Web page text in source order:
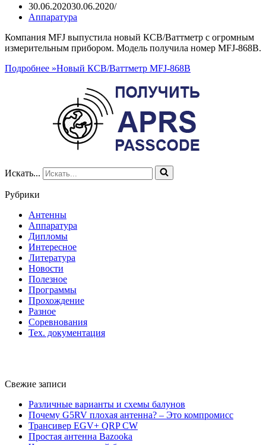
30.06.202030.06.2020
Аппаратура
Компания MFJ выпустила новый КСВ/Ваттметр с огромным
измерительным прибором. Модель получила номер MFJ-868B.
Подробнее »Новый КСВ/Ваттметр MFJ-868B
Искать...
Рубрики
Антенны
Аппаратура
Дипломы
Интересное
Литература
Новости
Полезное
Программы
Прохождение
Разное
Соревнования
Тех. документация
Свежие записи
Различные варианты и схемы балунов
Почему G5RV плохая антенна? – Это компромисс
Трансивер EGV+ QRP CW
Простая антенна Bazooka